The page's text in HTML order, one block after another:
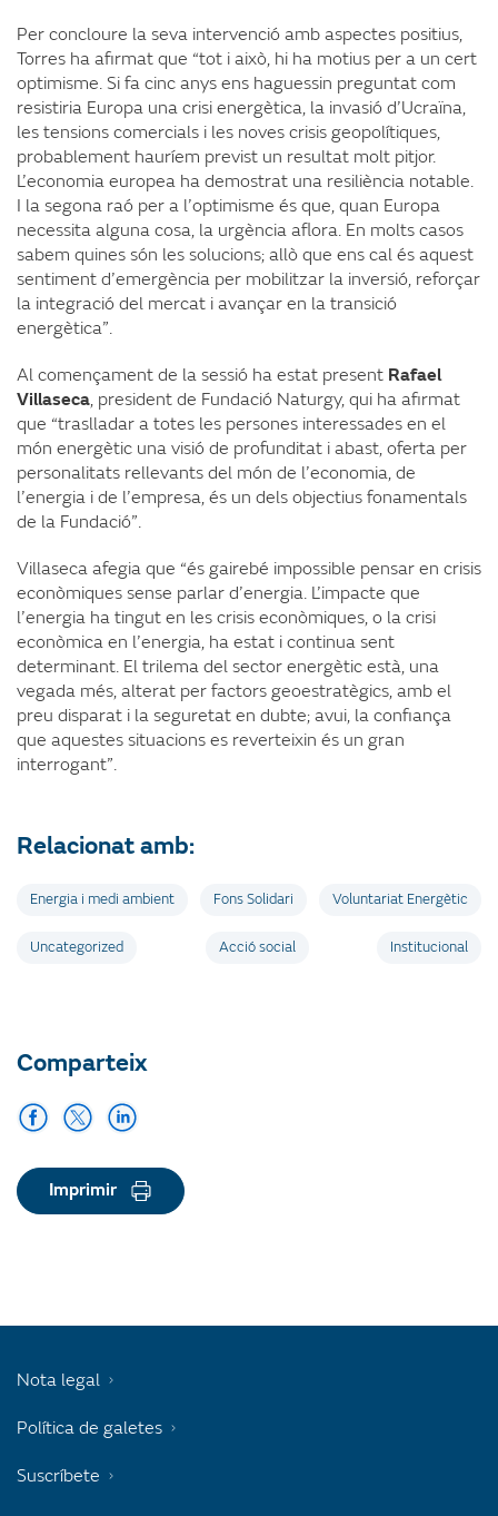
Per concloure la seva intervenció amb aspectes positius,
Torres ha afirmat que “tot i això, hi ha motius per a un cert
optimisme. Si fa cinc anys ens haguessin preguntat com
resistiria Europa una crisi energètica, la invasió d’Ucraïna,
les tensions comercials i les noves crisis geopolítiques,
probablement hauríem previst un resultat molt pitjor.
L’economia europea ha demostrat una resiliència notable.
I la segona raó per a l’optimisme és que, quan Europa
necessita alguna cosa, la urgència aflora. En molts casos
sabem quines són les solucions; allò que ens cal és aquest
sentiment d’emergència per mobilitzar la inversió, reforçar
la integració del mercat i avançar en la transició
energètica”.
Al començament de la sessió ha estat present Rafael
Villaseca, president de Fundació Naturgy, qui ha afirmat
que “traslladar a totes les persones interessades en el
món energètic una visió de profunditat i abast, oferta per
personalitats rellevants del món de l’economia, de
l’energia i de l’empresa, és un dels objectius fonamentals
de la Fundació”.
Villaseca afegia que “és gairebé impossible pensar en crisis
econòmiques sense parlar d’energia. L’impacte que
l’energia ha tingut en les crisis econòmiques, o la crisi
econòmica en l’energia, ha estat i continua sent
determinant. El trilema del sector energètic està, una
vegada més, alterat per factors geoestratègics, amb el
preu disparat i la seguretat en dubte; avui, la confiança
que aquestes situacions es reverteixin és un gran
interrogant”.
Relacionat amb:
Energia i medi ambient Fons Solidari Voluntariat Energètic
Uncategorized Acció social Institucional
Comparteix
Imprimir
Nota legal
Política de galetes
Suscríbete